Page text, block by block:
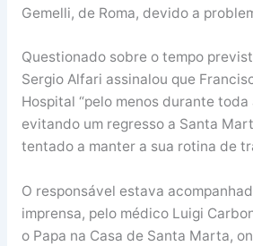
Gemelli, de Roma, devido a
Questionado sobre o tempo
Sergio Alfari assinalou que
Hospital “pelo menos durante toda
evitando um regresso a Santa
tentado a manter a sua rotina de
O responsável estava
imprensa, pelo médico Luigi
o Papa na Casa de Santa Marta,